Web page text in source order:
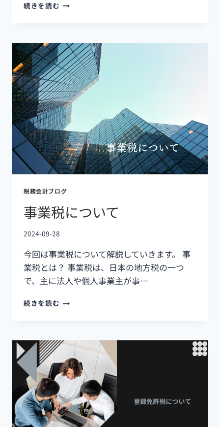
続きを読む
税務会計ブログ
事業税について
2024-09-28
今回は事業税について解説していきます。 事
業税とは？ 事業税は、日本の地方税の一つ
で、主に法人や個人事業主が事…
続きを読む